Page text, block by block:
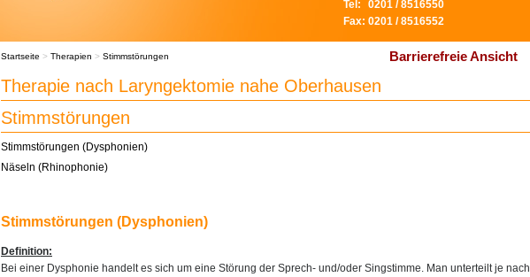
Tel:
0201 / 8516550
Fax: 0201 / 8516552
Barrierefreie Ansicht
Startseite > Therapien > Stimmstörungen
Therapie nach Laryngektomie nahe Oberhausen
Stimmstörungen
Stimmstörungen (Dysphonien)
Näseln (Rhinophonie)
Stimmstörungen (Dysphonien)
Definition:
Bei einer Dysphonie handelt es sich um eine Störung der Sprech- und/oder Singstimme. Man unterteilt je nach